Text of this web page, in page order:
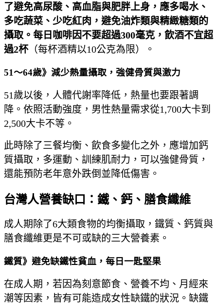
了避免高尿酸、高血脂與肥胖上身，應多喝水、
多吃蔬菜、少吃紅肉，避免油炸類與精緻糖類的
攝取。每日咖啡因不要超過300毫克，飲酒不宜超
過2杯（每杯酒精以10公克為限）。
51～64歲》減少熱量攝取，強健骨質與激力
51歲以後，人體代謝率降低，熱量也要跟著調
降。依照活動強度，男性熱量需求從1,700大卡到
2,500大卡不等。
此時除了三餐均衡、飲食多變化之外，應增加鈣
質攝取，多運動、訓練肌耐力，可以強健骨質，
還能預防老年意外跌倒並降低傷害。
台灣人營養缺口：鐵、鈣、膳食纖維
成人期除了6大類食物的均衡攝取，鐵質、鈣質與
膳食纖維更是不可或缺的三大營養素。
鐵質》避免缺鐵性貧血，每日一匙堅果
在成人期，若因為刻意節食、營養不均、月經來
潮等因素，皆有可能造成女性缺鐵的狀況。缺鐵